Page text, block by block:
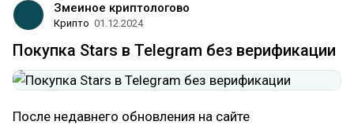
Змеиное криптологово
Крипто 01.12.2024
Покупка Stars в Telegram без верификации
После недавнего обновления на сайте